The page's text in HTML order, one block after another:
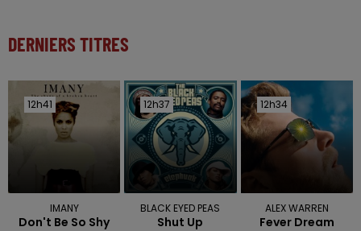
DERNIERS TITRES
12h41
12h41
IMANY
Don't Be So Shy
12h37
12h37
BLACK EYED PEAS
Shut Up
12h34
12h34
ALEX WARREN
Fever Dream